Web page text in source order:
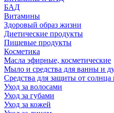
БАД
Витамины
Здоровый образ жизни
Диетические продукты
Пищевые продукты
Косметика
Масла эфирные, косметические
Мыло и средства для ванны и
Средства для защиты от солнца
Уход за волосами
Уход за губами
Уход за кожей